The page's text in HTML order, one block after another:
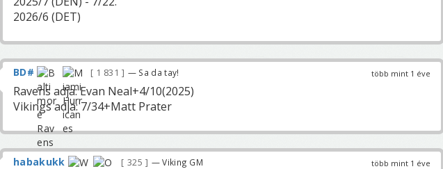
2026/6 (DET)
több mint 1 éve
BD# 1 831 — Sa da tay!
Ravens adja: Evan Neal+4/10(2025)
Vikings adja: 7/34+Matt Prater
több mint 1 éve
habakukk 325 — Viking GM